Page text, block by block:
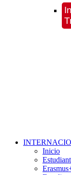
Inicio